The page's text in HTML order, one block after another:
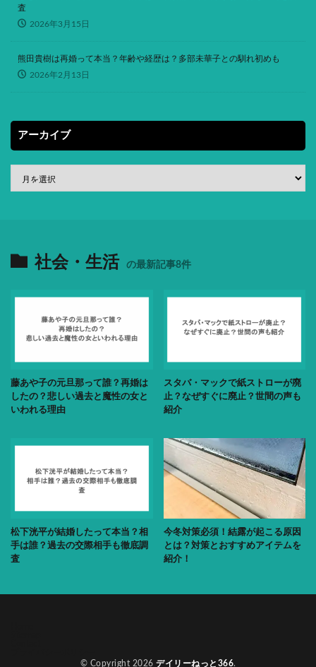
査
2026年3月15日
熊田貴樹は再婚って本当？年齢や経歴は？多部未華子との馴れ初めも
2026年2月13日
アーカイブ
社会・生活 の最新記事8件
藤あや子の元旦那って誰？再婚は
したの？悲しい過去と魔性の女と
いわれる理由
スタバ・マックで紙ストローが廃
止？なぜすぐに廃止？世間の声も
紹介
松下洸平が結婚したって本当？相
手は誰？過去の交際相手も徹底調
査
今冬対策必須！結露が起こる原因
とは？対策とおすすめアイテムを
紹介！
© Copyright 2026 デイリーねっと366.